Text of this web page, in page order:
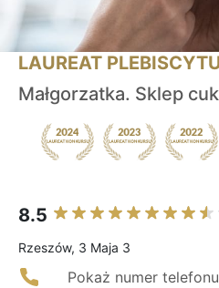
LAUREAT
Małgorzatka. Sklep
8.5
Rzeszów, 3 Maja 3
Pokaż numer telefonu